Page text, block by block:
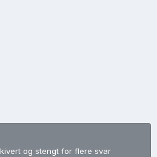
og stengt for flere svar